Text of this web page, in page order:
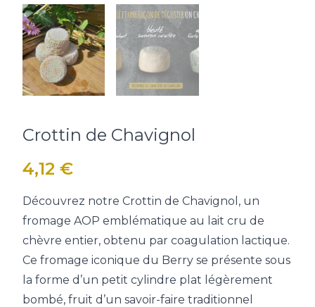
Crottin de Chavignol
4,12 €
Découvrez notre Crottin de Chavignol, un
fromage AOP emblématique au lait cru de
chèvre entier, obtenu par coagulation lactique.
Ce fromage iconique du Berry se présente sous
la forme d’un petit cylindre plat légèrement
bombé, fruit d’un savoir-faire traditionnel